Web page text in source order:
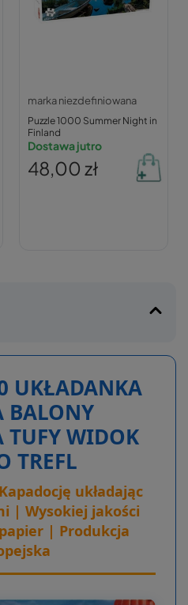
marka niezdefiniowana
Puzzle 1000 Summer Night in
Finland
Dostawa jutro
48,00 zł
UKŁADANKA
BALONY
TUFY WIDOK
TREFL
układając
| Wysokiej jakości
| Produkcja